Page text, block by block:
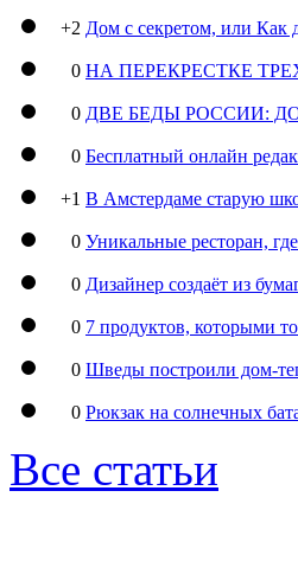
+2 Дом с секретом, или Как
0 НА ПЕРЕКРЕСТКЕ
0 ДВЕ БЕДЫ РОССИИ:
0 Бесплатный онлайн
+1 В Амстердаме старую
0 Уникальные ресторан,
0 Дизайнер создаёт из
0 7 продуктов, которыми
0 Шведы построили дом-
0 Рюкзак на солнечных
Все статьи